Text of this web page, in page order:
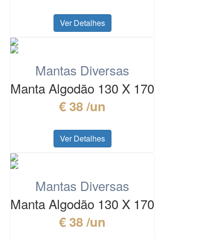
Ver Detalhes
Mantas Diversas
Manta Algodão 130 X 170
€ 38 /un
Ver Detalhes
Mantas Diversas
Manta Algodão 130 X 170
€ 38 /un